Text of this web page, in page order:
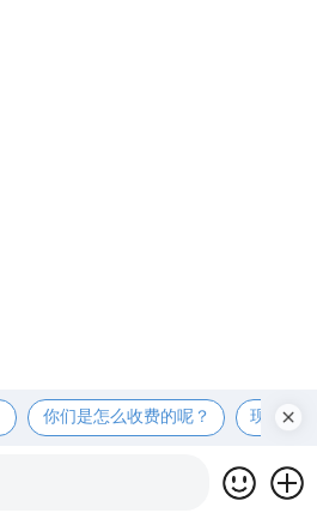
你们是怎么收费的呢？ 现在有